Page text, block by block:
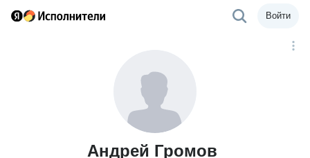
Войти
Андрей Громов